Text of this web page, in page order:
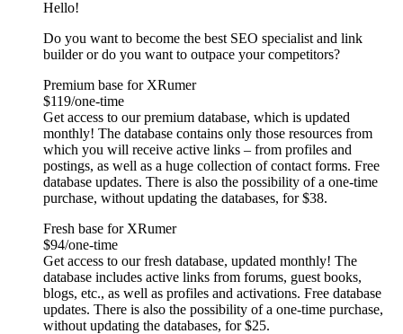
Hello!
Do you want to become the best SEO specialist and link
builder or do you want to outpace your competitors?
Premium base for XRumer
$119/one-time
Get access to our premium database, which is updated
monthly! The database contains only those resources from
which you will receive active links – from profiles and
postings, as well as a huge collection of contact forms. Free
database updates. There is also the possibility of a one-time
purchase, without updating the databases, for $38.
Fresh base for XRumer
$94/one-time
Get access to our fresh database, updated monthly! The
database includes active links from forums, guest books,
blogs, etc., as well as profiles and activations. Free database
updates. There is also the possibility of a one-time purchase,
without updating the databases, for $25.